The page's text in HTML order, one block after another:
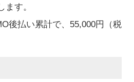
ます。
後払い累計で、55,000円（税